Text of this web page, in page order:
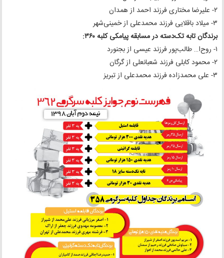
۲- علیرضا مختاری فرزند احمد از همدان
۳- میلاد باقلایی فرزند محمدعلی از خمینی‌شهر
برندگان تابه تک‌دسته در مسابقه پیامکی کلبه ۳۶۰:
۱- روح‌ا… طالب‌پور فرزند عیسی از بجنورد
۲- محمود کابلی فرزند شعبانعلی از گرگان
۳- علی محمدزاده فرزند محمدعلی از تبریز